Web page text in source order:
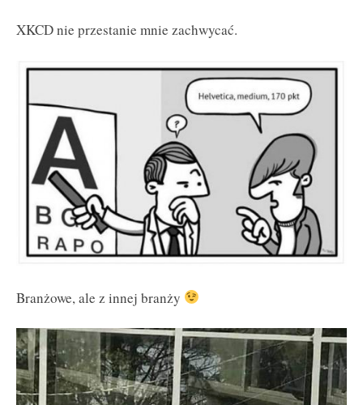
XKCD nie przestanie mnie zachwycać.
Branżowe, ale z innej branży